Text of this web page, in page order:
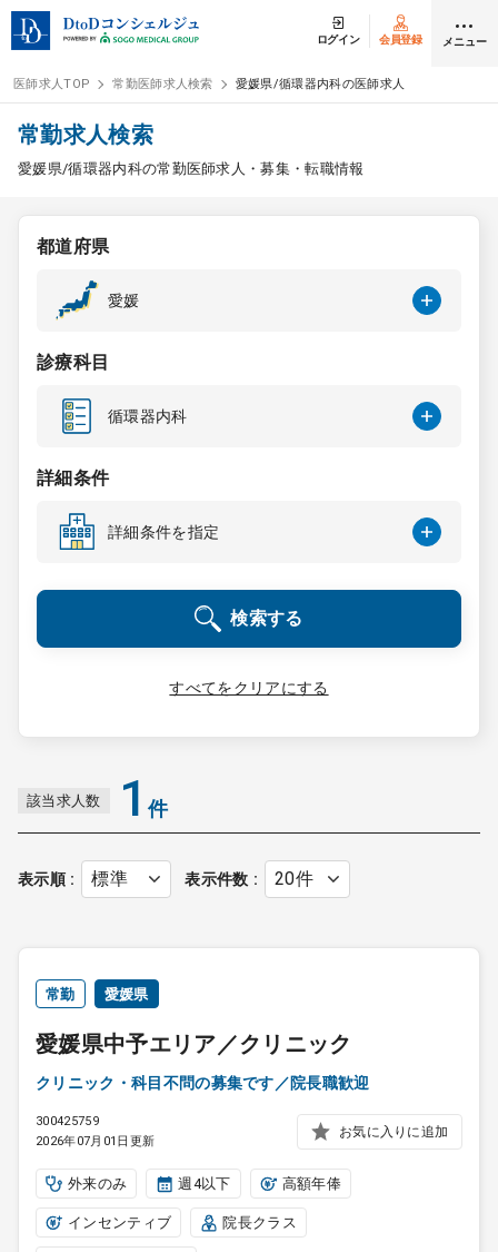
ログイン 会員登録 メニュー
ログイン
医師求人
常勤検索
スポット検索
DtoDの転職・
コンサルタント
成功事例
転職ノウハウ
受付時間 9:00 ～ 18:00（平日）
0120-337-613
クリニック開業
採用をお考えの医療機関の方
医師求人TOP 常勤医師求人検索 愛媛県/循環器内科の医師求人
常勤求人検索
愛媛県/循環器内科の常勤医師求人・募集・転職情報
都道府県
愛媛
診療科目
循環器内科
詳細条件
詳細条件を指定
検索する
すべてをクリアにする
該当求人数 1 件
表示順 表示件数
常勤 愛媛県
愛媛県中予エリア／クリニック
クリニック・科目不問の募集です／院長職歓迎
300425759
2026年07月01日更新
お気に入りに追加
外来のみ 週4以下 高額年俸
インセンティブ 院長クラス